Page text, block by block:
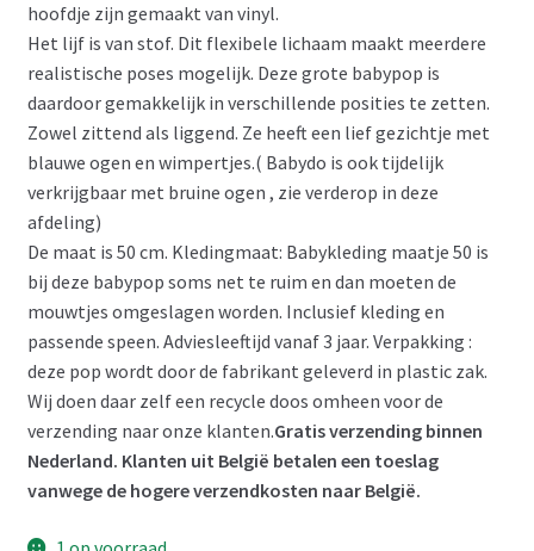
hoofdje zijn gemaakt van vinyl.
Het lijf is van stof. Dit flexibele lichaam maakt meerdere
realistische poses mogelijk. Deze grote babypop is
daardoor gemakkelijk in verschillende posities te zetten.
Zowel zittend als liggend. Ze heeft een lief gezichtje met
blauwe ogen en wimpertjes.( Babydo is ook tijdelijk
verkrijgbaar met bruine ogen , zie verderop in deze
afdeling)
De maat is 50 cm. Kledingmaat: Babykleding maatje 50 is
bij deze babypop soms net te ruim en dan moeten de
mouwtjes omgeslagen worden. Inclusief kleding en
passende speen. Adviesleeftijd vanaf 3 jaar. Verpakking :
deze pop wordt door de fabrikant geleverd in plastic zak.
Wij doen daar zelf een recycle doos omheen voor de
verzending naar onze klanten.Gratis verzending binnen
Nederland. Klanten uit België betalen een toeslag
vanwege de hogere verzendkosten naar België.